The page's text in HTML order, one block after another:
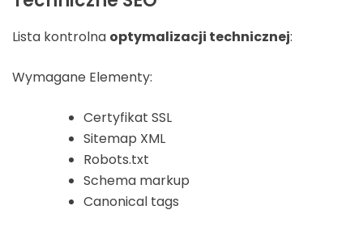
Lista kontrolna optymalizacji technicznej:
Wymagane Elementy:
Certyfikat SSL
Sitemap XML
Robots.txt
Schema markup
Canonical tags